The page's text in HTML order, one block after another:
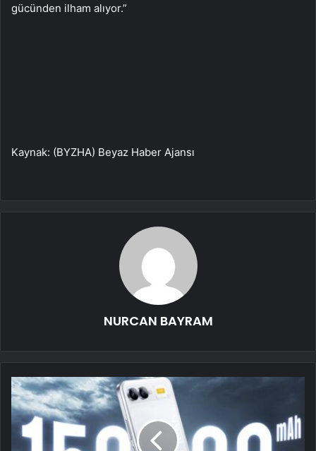
gücünden ilham alıyor.”
Kaynak: (BYZHA) Beyaz Haber Ajansı
NURCAN BAYRAM